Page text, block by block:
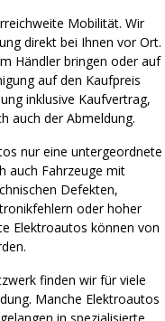
Mobilität. Wir
direkt bei Ihnen vor Ort.
Händler bringen oder auf
auf den Kaufpreis
inklusive Kaufvertrag,
auch der Abmeldung.
nur eine untergeordnete
auch Fahrzeuge mit
Defekten,
oder hoher
Elektroautos können von
finden wir für viele
Manche Elektroautos